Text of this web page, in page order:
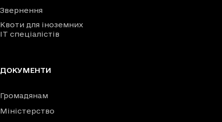
Звернення
Квоти для іноземних
IT спеціалістів
ДОКУМЕНТИ
Громадянам
Міністерство